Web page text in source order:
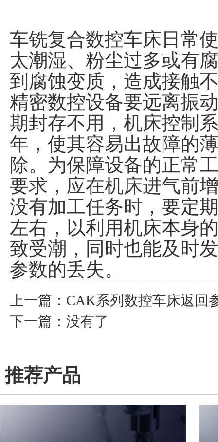
车铣复合数控车床日常
太潮湿、粉尘过多或有
到腐蚀变质，造成接触
精密数控设备要远离振
期封存不用，机床控制
年，使其容易出故障的
除。为保障设备的正常
要求，应在机床进气前
没有加工任务时，要定
左右，以利用机床本身
致受潮，同时也能及时
参数的丢失。
上一篇： CAK系列数控车床返回
下一篇：没有了
推荐产品